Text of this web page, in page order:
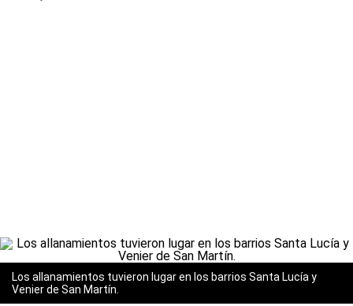
Los allanamientos tuvieron lugar en los barrios Santa Lucía y
Venier de San Martín.